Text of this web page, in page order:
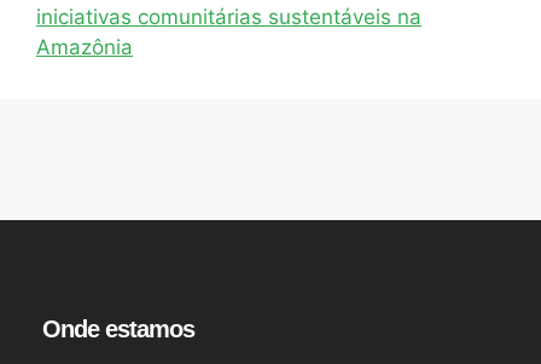
iniciativas comunitárias sustentáveis na
Amazônia
Onde estamos